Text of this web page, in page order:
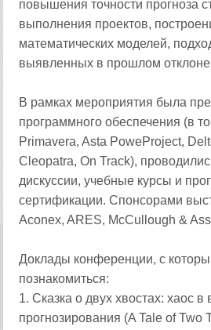
повышения точности прогноза
выполнения проектов,
математических моделей,
выявленных в прошлом
В рамках мероприятия была
программного обеспечения (в
Primavera, Asta PoweProject,
Cleopatra, On Track),
дискуссии, учебные курсы и
сертификации. Спонсорами
Aconex, ARES, McCullough &
Доклады конференции, с
познакомиться:
1. Сказка о двух хвостах: хаос в
прогнозирования (A Tale of Two